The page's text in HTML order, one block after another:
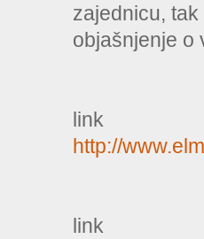
zajednicu,
objašnjenje o
link
http://
link